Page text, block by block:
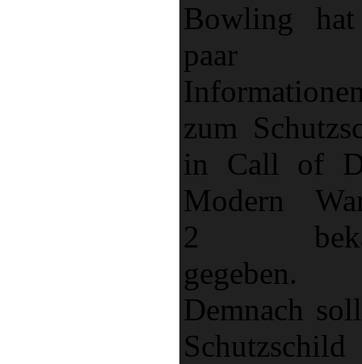
Bowling
paar
zum
in Call of
Modern
2
gegeben.
Demnach